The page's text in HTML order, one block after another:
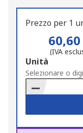
Prezzo per 1
(IVA
Add
to
Basket
Unità
Selezionare o